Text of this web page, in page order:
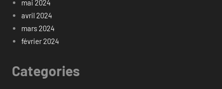
mai 2024
avril 2024
mars 2024
février 2024
Categories